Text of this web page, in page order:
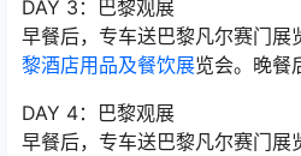
DAY 3：巴黎观展
早餐后，专车送巴黎凡尔赛门展
黎酒店用品及餐饮展览会。晚餐
DAY 4：巴黎观展
早餐后，专车送巴黎凡尔赛门展